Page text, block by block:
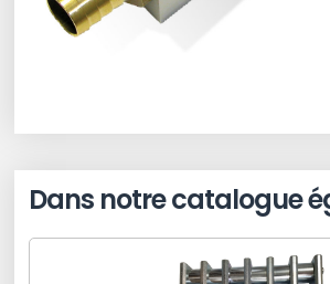
Dans notre catalogue